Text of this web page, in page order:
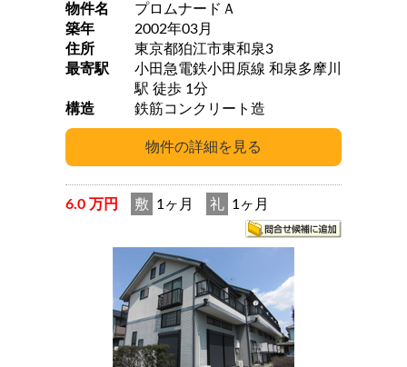
物件名
プロムナードＡ
築年
2002年03月
住所
東京都狛江市東和泉3
最寄駅
小田急電鉄小田原線 和泉多摩川
駅 徒歩 1分
構造
鉄筋コンクリート造
6.0 万円 敷 1ヶ月 礼 1ヶ月